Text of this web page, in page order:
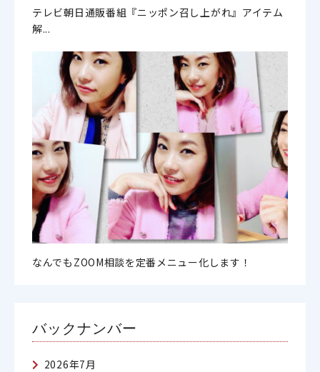
テレビ朝日通販番組『ニッポン召し上がれ』アイテム
解...
なんでもZOOM相談を定番メニュー化します！
バックナンバー
2026年7月